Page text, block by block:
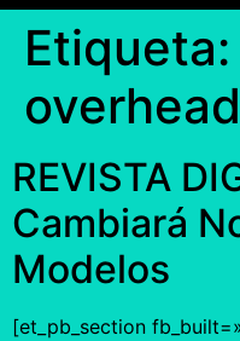
Etiqueta:
REVISTA
Cambiará
Modelos
[et_pb_section